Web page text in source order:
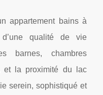
appartement bains à
d’une qualité de vie
barnes, chambres
et la proximité du lac
serein, sophistiqué et